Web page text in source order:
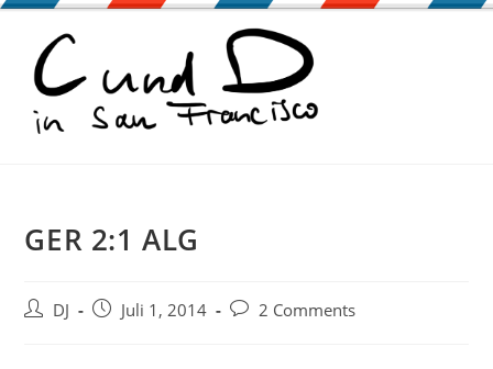
Zum
springen
GER 2:1 ALG
Beitrags-
DJ
BeitragJuli 1, 2014
Beitrags-
2 Comments